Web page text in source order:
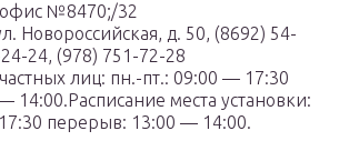
№8470;/32
Новороссийская, д. 50, (8692) 54-
24, (978) 751-72-28
лиц: пн.-пт.: 09:00 — 17:30
14:00.Расписание места установки:
перерыв: 13:00 — 14:00.